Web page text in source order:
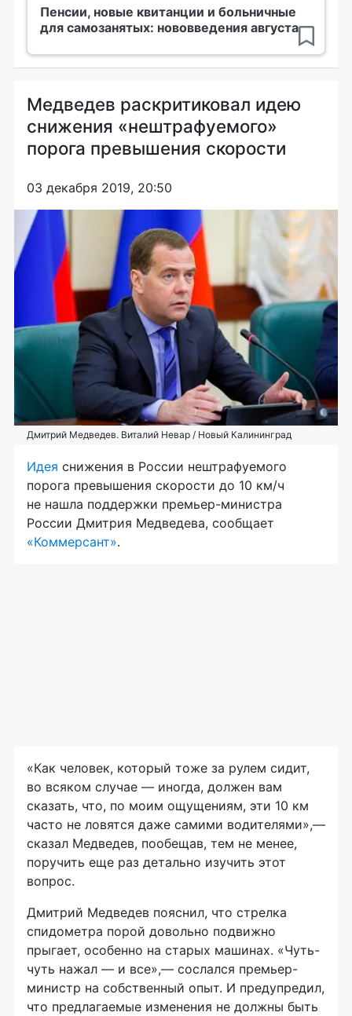
Пенсии, новые квитанции и больничные
для самозанятых: нововведения августа
Медведев раскритиковал идею
снижения «нештрафуемого»
порога превышения скорости
03 декабря 2019, 20:50
Дмитрий Медведев. Виталий Невар / Новый Калининград
Идея снижения в России нештрафуемого
порога превышения скорости до 10 км/ч
не нашла поддержки премьер-министра
России Дмитрия Медведева, сообщает
«Коммерсант».
«Как человек, который тоже за рулем сидит,
во всяком случае — иногда, должен вам
сказать, что, по моим ощущениям, эти 10 км
часто не ловятся даже самими водителями»,—
сказал Медведев, пообещав, тем не менее,
поручить еще раз детально изучить этот
вопрос.
Дмитрий Медведев пояснил, что стрелка
спидометра порой довольно подвижно
прыгает, особенно на старых машинах. «Чуть-
чуть нажал — и все»,— сослался премьер-
министр на собственный опыт. И предупредил,
что предлагаемые изменения не должны быть